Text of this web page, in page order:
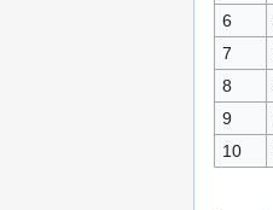
6
7
8
9
10